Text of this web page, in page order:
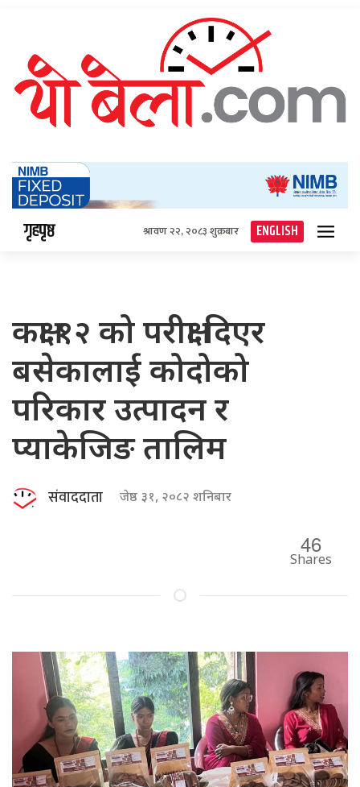
गृहपृष्ठ श्रावण २२, २०८३ शुक्रबार ENGLISH
कक्षा १२ को परीक्षा दिएर
बसेकालाई कोदोको
परिकार उत्पादन र
प्याकेजिङ तालिम
संवाददाता जेष्ठ ३१, २०८२ शनिबार
46
Shares